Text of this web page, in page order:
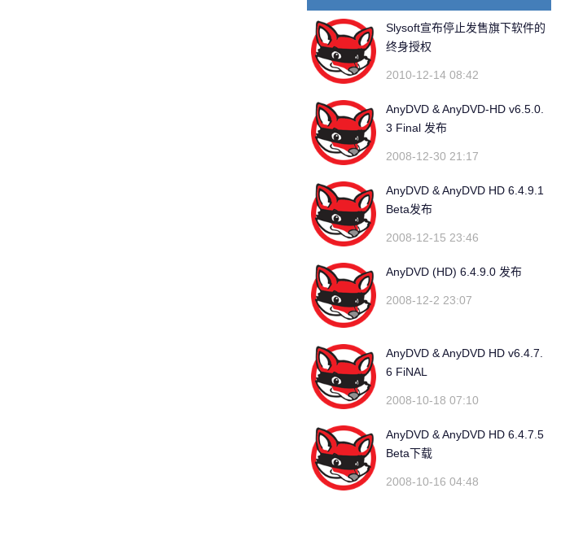
Slysoft宣布停止发售旗下软件的
终身授权
2010-12-14 08:42
AnyDVD & AnyDVD-HD v6.5.0.
3 Final 发布
2008-12-30 21:17
AnyDVD & AnyDVD HD 6.4.9.1
Beta发布
2008-12-15 23:46
AnyDVD (HD) 6.4.9.0 发布
2008-12-2 23:07
AnyDVD & AnyDVD HD v6.4.7.
6 FiNAL
2008-10-18 07:10
AnyDVD & AnyDVD HD 6.4.7.5
Beta下载
2008-10-16 04:48